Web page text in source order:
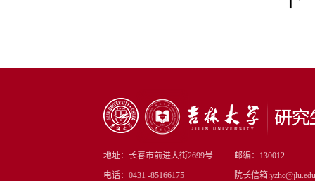
地址：长春市前进大街2699号
邮编：130012
电话：0431 -85166175
院长信箱